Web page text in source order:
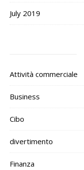
July 2019
Attività commerciale
Business
Cibo
divertimento
Finanza